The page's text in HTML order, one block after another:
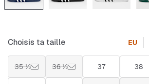
Choisis ta taille EU
35 ½ 36 ½ 37 38